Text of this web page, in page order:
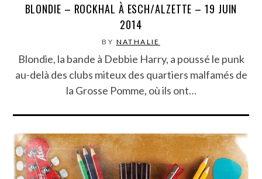
BLONDIE – ROCKHAL À ESCH/ALZETTE – 19 JUIN
2014
BY NATHALIE
Blondie, la bande à Debbie Harry, a poussé le punk
au-delà des clubs miteux des quartiers malfamés de
la Grosse Pomme, où ils ont…